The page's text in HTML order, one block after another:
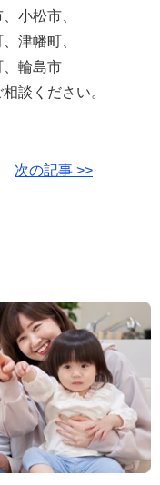
小松市、
津幡町、
、輪島市
談ください。
次の記事 >>